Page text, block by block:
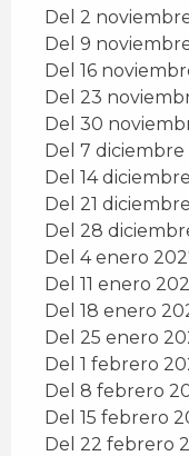
Del 2
Del 9
Del 16
Del 23
Del 30
Del 7 diciembre
Del 14
Del 21
Del 28
Del 4 enero
Del 11 enero
Del 18 enero
Del 25 enero
Del 1 febrero
Del 8 febrero
Del 15 febrero
Del 22 febrero